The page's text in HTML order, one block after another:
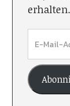
erhalten.